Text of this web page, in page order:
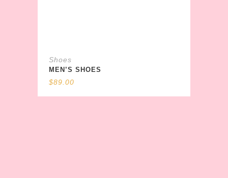
Shoes
MEN’S SHOES
$89.00